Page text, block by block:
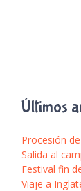
Últimos
Procesión
Salida al
Festival fin
Viaje a